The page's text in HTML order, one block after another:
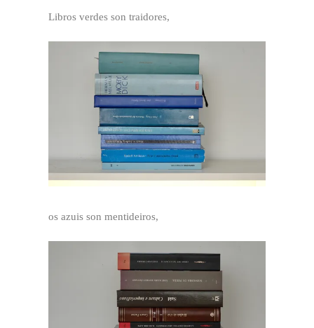
Libros verdes son traidores,
os azuis son mentideiros,